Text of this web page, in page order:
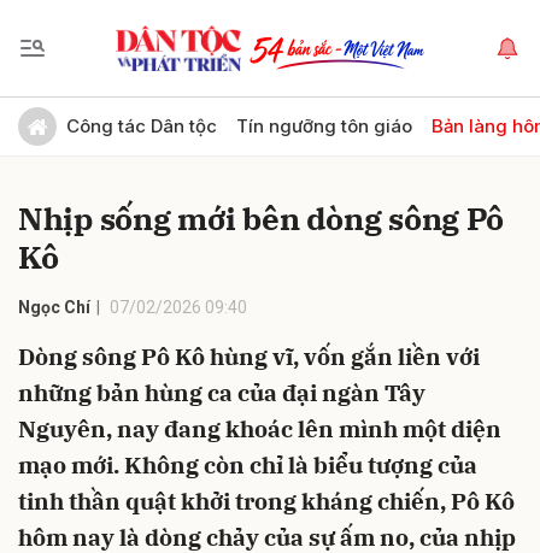
Công tác Dân tộc Tín ngưỡng tôn giáo Bản làng
Nhịp sống mới bên dòng sông Pô
Kô
Ngọc Chí 07/02/2026 09:40
Dòng sông Pô Kô hùng vĩ, vốn gắn liền với
những bản hùng ca của đại ngàn Tây
Nguyên, nay đang khoác lên mình một diện
mạo mới. Không còn chỉ là biểu tượng của
tinh thần quật khởi trong kháng chiến, Pô Kô
hôm nay là dòng chảy của sự ấm no, của nhịp
Gửi bình luận
Hủy Gửi